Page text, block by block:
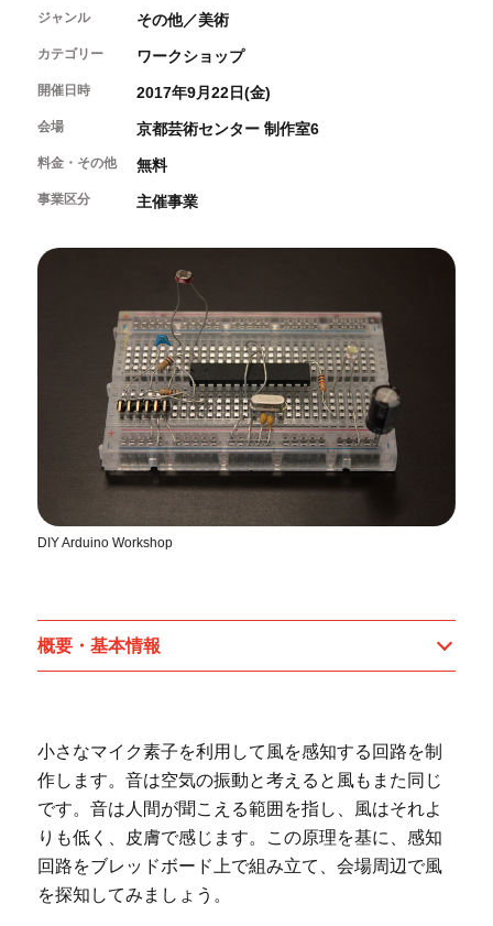
交通アクセス
カフェ・ショップ
よくあるご質問
開催中のイベント
月間スケジュール
センターのプログラム・事業
制作室を使う
制作室について
制作室の使用方法・募集要項
公募情報
KACサポーター
京都芸術センターについて
京都芸術センターってどんなところ？
京都芸術センターの歩み
概要・理念・運営体制
連携事業のご案内
チケット情報
お問い合わせ
サイトポリシー&プライバシーポリシー
オフィシャルSNS
ジャンル その他／美術
カテゴリー ワークショップ
開催日時 2017年9月22日(金)
会場 京都芸術センター 制作室6
料金・その他 無料
事業区分 主催事業
DIY Arduino Workshop
概要・基本情報
小さなマイク素子を利用して風を感知する回路を制
作します。音は空気の振動と考えると風もまた同じ
です。音は人間が聞こえる範囲を指し、風はそれよ
りも低く、皮膚で感じます。この原理を基に、感知
回路をブレッドボード上で組み立て、会場周辺で風
を探知してみましょう。